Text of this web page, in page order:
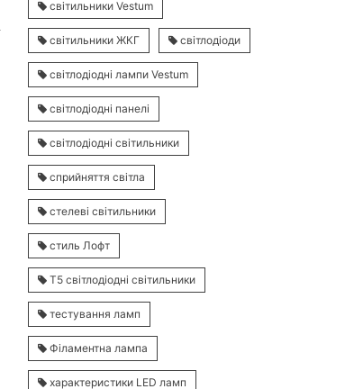
світильники Vestum
світильники ЖКГ світлодіоди
світлодіодні лампи Vestum
світлодіодні панелі
світлодіодні світильники
сприйняття світла
стелеві світильники
стиль Лофт
Т5 світлодіодні світильники
тестування ламп
Філаментна лампа
характеристики LED ламп